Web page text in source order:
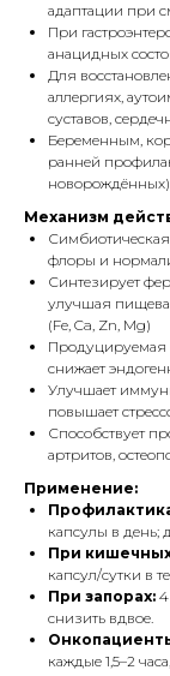
адаптации при
При
анацидных
Для
аллергиях,
суставов,
Беременным,
ранней
новорождённых)
Механизм
флоры и
Синтезирует
улучшая
(Fe, Ca, Zn, Mg)
Продуцируемая
снижает
Улучшает
повышает
Способствует
артритов,
Применение:
капсулы в день;
При
капсул/сутки в
При запорах:
снизить вдвое.
каждые 1,5–2